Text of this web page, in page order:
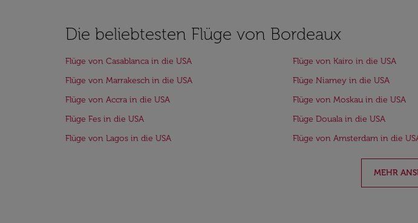
Die beliebtesten Flüge von Bordeaux
Flüge von Casablanca in die USA Flüge von Kairo in die USA
Flüge von Marrakesch in die USA
Flüge Niamey in die USA
Flüge von Accra in die USA
Flüge von Moskau in die USA
Flüge Fes in die USA
Flüge Douala in die USA
Flüge von Lagos in die USA
Flüge von Amsterdam in die
MEHR